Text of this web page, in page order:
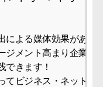
による媒体効果があり
ジメント高まり企業ブ
できます！
てビジネス・ネットワ